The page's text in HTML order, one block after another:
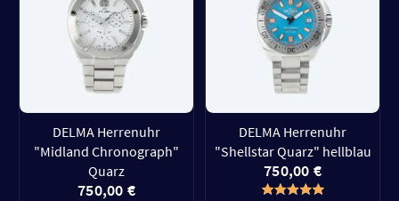
DELMA Herrenuhr
"Midland Chronograph"
Quarz
750,00 €
DELMA Herrenuhr
"Shellstar Quarz" hellblau
750,00 €